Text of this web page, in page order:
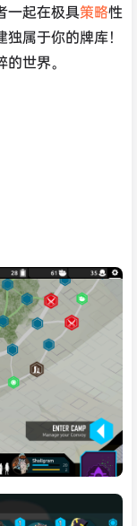
一起在极具策略性
属于你的牌库！
世界。